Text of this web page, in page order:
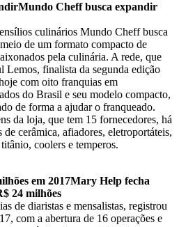
Mundo Cheff busca expandir
culinários Mundo Cheff busca
de um formato compacto de
pela culinária. A rede, que
Lemos, finalista da segunda edição
com oito franquias em
do Brasil e seu modelo compacto,
de forma a ajudar o franqueado.
da loja, que tem 15 fornecedores, há
de cerâmica, afiadores, eletroportáteis,
coolers e temperos.
Mary Help fecha
24 milhões
de diaristas e mensalistas, registrou
com a abertura de 16 operações e